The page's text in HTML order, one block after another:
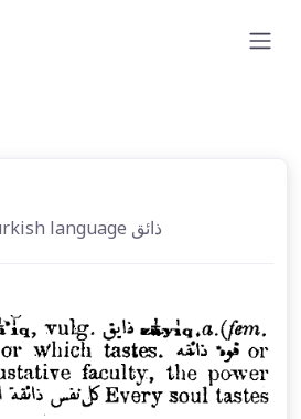
English-Ottoman Turkish language ذائق